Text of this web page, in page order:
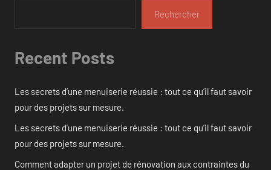
Rechercher
Recent Posts
Les secrets d’une menuiserie réussie : tout ce qu’il faut savoir
pour des projets sur mesure.
Les secrets d’une menuiserie réussie : tout ce qu’il faut savoir
pour des projets sur mesure.
Comment adapter un projet de rénovation aux contraintes du